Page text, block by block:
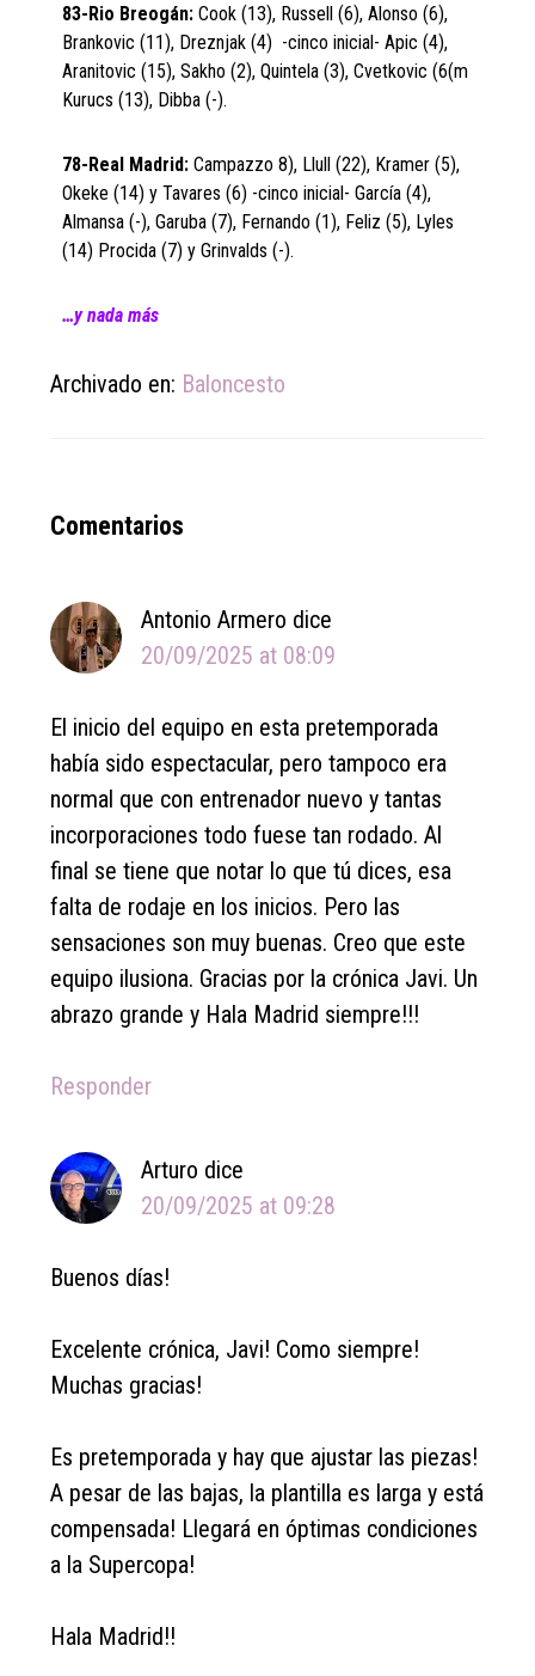
83-Rio Breogán: Cook (13), Russell (6), Alonso (6),
Brankovic (11), Dreznjak (4) -cinco inicial- Apic (4),
Aranitovic (15), Sakho (2), Quintela (3), Cvetkovic (6(m
Kurucs (13), Dibba (-).
78-Real Madrid: Campazzo 8), Llull (22), Kramer (5),
Okeke (14) y Tavares (6) -cinco inicial- García (4),
Almansa (-), Garuba (7), Fernando (1), Feliz (5), Lyles
(14) Procida (7) y Grinvalds (-).
…y nada más
Archivado en: Baloncesto
Reader
Comentarios
Antonio Armero dice
20/09/2025 at 08:09
El inicio del equipo en esta pretemporada
había sido espectacular, pero tampoco era
normal que con entrenador nuevo y tantas
incorporaciones todo fuese tan rodado. Al
final se tiene que notar lo que tú dices, esa
falta de rodaje en los inicios. Pero las
sensaciones son muy buenas. Creo que este
equipo ilusiona. Gracias por la crónica Javi. Un
abrazo grande y Hala Madrid siempre!!!
Responder
Arturo dice
20/09/2025 at 09:28
Buenos días!
Excelente crónica, Javi! Como siempre!
Muchas gracias!
Es pretemporada y hay que ajustar las piezas!
A pesar de las bajas, la plantilla es larga y está
compensada! Llegará en óptimas condiciones
a la Supercopa!
Hala Madrid!!